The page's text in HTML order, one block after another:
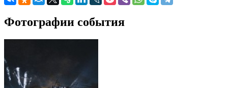
Фотографии события